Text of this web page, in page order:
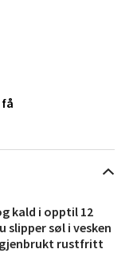
kald i opptil 12
slipper søl i vesken
gjenbrukt rustfritt